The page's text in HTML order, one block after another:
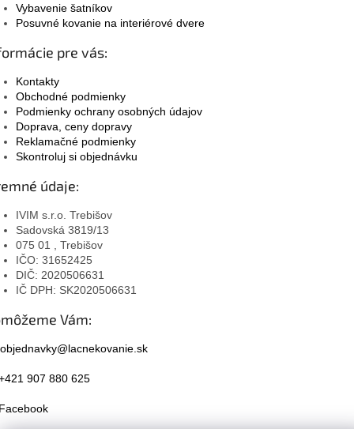
Vybavenie šatníkov
Posuvné kovanie na interiérové dvere
pre vás:
Kontakty
Obchodné podmienky
Podmienky ochrany osobných údajov
Doprava, ceny dopravy
Reklamačné podmienky
Skontroluj si objednávku
údaje:
IVIM s.r.o. Trebišov
Sadovská 3819/13
075 01 , Trebišov
IČO: 31652425
DIČ: 2020506631
IČ DPH: SK2020506631
Vám:
objednavky@lacnekovanie.sk
907 880 625